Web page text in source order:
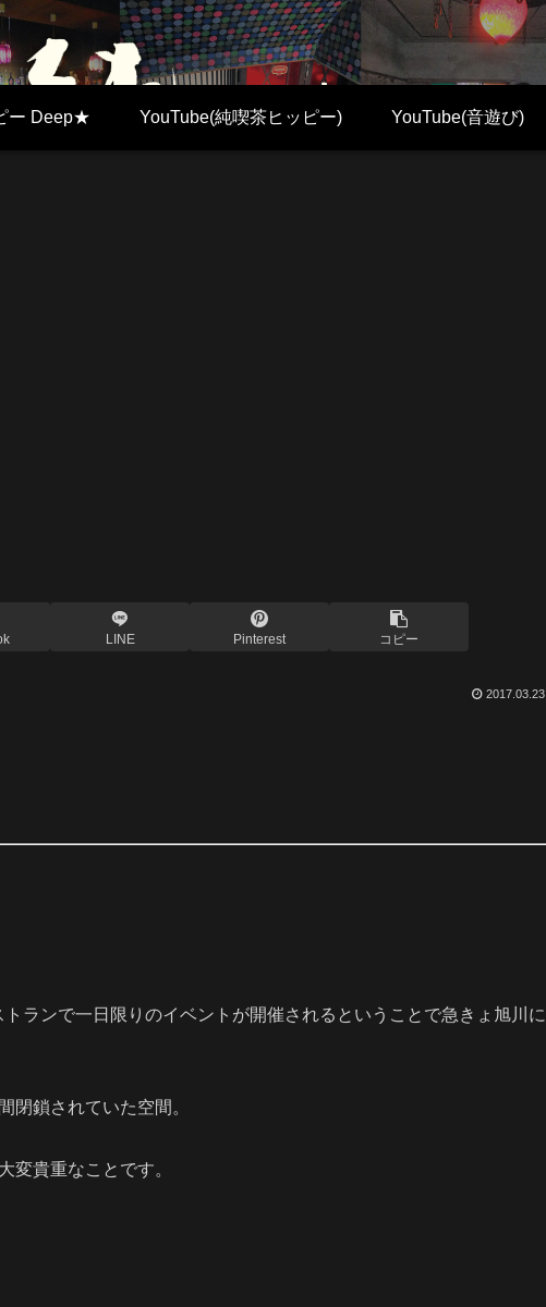
ー Deep★ YouTube(純喫茶ヒッピー) YouTube(音遊び)
LINE Pinterest コピー
2017.03.23
ランで一日限りのイベントが開催されるということで急きょ旭川に
閉鎖されていた空間。
変貴重なことです。